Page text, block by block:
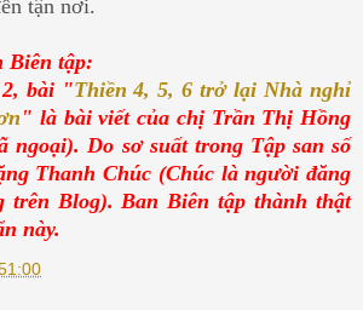
tận nơi.
Biên tập:
2, bài "Thiền 4, 5, 6 trở lại Nhà nghỉ
" là bài viết của chị Trần Thị Hồng
ngoại). Do sơ suất trong Tập san số
Thanh Chúc (Chúc là người đăng
trên Blog). Ban Biên tập thành thật
này.